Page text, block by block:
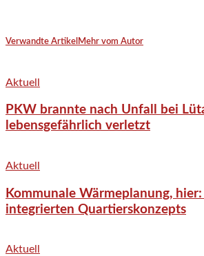
Verwandte Artikel Mehr vom Autor
Aktuell
PKW brannte nach Unfall bei
lebensgefährlich verletzt
Aktuell
Kommunale Wärmeplanung,
integrierten Quartierskonzepts
Aktuell